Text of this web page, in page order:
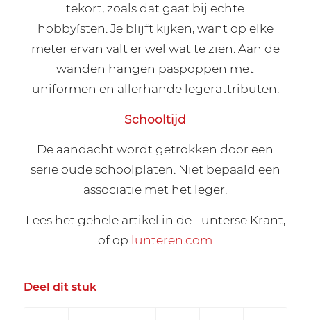
tekort, zoals dat gaat bij echte
hobbyísten. Je blijft kijken, want op elke
meter ervan valt er wel wat te zien. Aan de
wanden hangen paspoppen met
uniformen en allerhande legerattributen.
Schooltijd
De aandacht wordt getrokken door een
serie oude schoolplaten. Niet bepaald een
associatie met het leger.
Lees het gehele artikel in de Lunterse Krant,
of op lunteren.com
Deel dit stuk